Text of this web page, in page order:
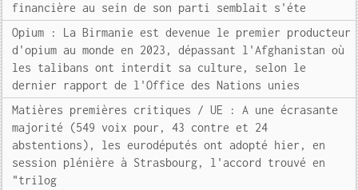
financière au sein de son parti semblait s'éte
Opium : La Birmanie est devenue le premier producteur
d'opium au monde en 2023, dépassant l'Afghanistan où
les talibans ont interdit sa culture, selon le
dernier rapport de l'Office des Nations unies
Matières premières critiques / UE : A une écrasante
majorité (549 voix pour, 43 contre et 24
abstentions), les eurodéputés ont adopté hier, en
session plénière à Strasbourg, l'accord trouvé en
"trilog